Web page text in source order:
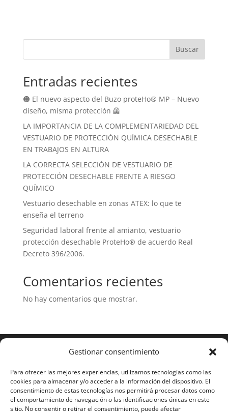
Gestionar consentimiento
Para ofrecer las mejores experiencias, utilizamos tecnologías como las
cookies para almacenar y/o acceder a la información del dispositivo. El
consentimiento de estas tecnologías nos permitirá procesar datos como
el comportamiento de navegación o las identificaciones únicas en este
sitio. No consentir o retirar el consentimiento, puede afectar
Buscar
Entradas recientes
🟠 El nuevo aspecto del Buzo proteHo® MP – Nuevo
diseño, misma protección 🦺
LA IMPORTANCIA DE LA COMPLEMENTARIEDAD DEL
VESTUARIO DE PROTECCIÓN QUÍMICA DESECHABLE
EN TRABAJOS EN ALTURA
LA CORRECTA SELECCIÓN DE VESTUARIO DE
PROTECCIÓN DESECHABLE FRENTE A RIESGO
QUÍMICO
Vestuario desechable en zonas ATEX: lo que te
enseña el terreno
Seguridad laboral frente al amianto, vestuario
protección desechable ProteHo® de acuerdo Real
Decreto 396/2006.
Comentarios recientes
No hay comentarios que mostrar.